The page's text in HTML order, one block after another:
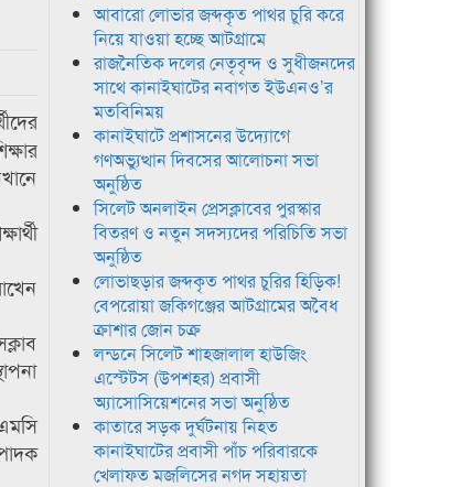
আবারো লোভার জব্দকৃত পাথর চুরি করে
নিয়ে যাওয়া হচ্ছে আটগ্রামে
রাজনৈতিক দলের নেতৃবৃন্দ ও সুধীজনদের
সাথে কানাইঘাটের নবাগত ইউএনও’র
মতবিনিময়
কানাইঘাটে প্রশাসনের উদ্যোগে
গণঅভ্যুত্থান দিবসের আলোচনা সভা
অনুষ্ঠিত
সিলেট অনলাইন প্রেসক্লাবের পুরস্কার
বিতরণ ও নতুন সদস্যদের পরিচিতি সভা
অনুষ্ঠিত
লোভাছড়ার জব্দকৃত পাথর চুরির হিড়িক!
বেপরোয়া জকিগঞ্জের আটগ্রামের অবৈধ
ক্রাশার জোন চক্র
লন্ডনে সিলেট শাহজালাল হাউজিং
এস্টেটস (উপশহর) প্রবাসী
অ্যাসোসিয়েশনের সভা অনুষ্ঠিত
কাতারে সড়ক দুর্ঘটনায় নিহত
কানাইঘাটের প্রবাসী পাঁচ পরিবারকে
খেলাফত মজলিসের নগদ সহায়তা